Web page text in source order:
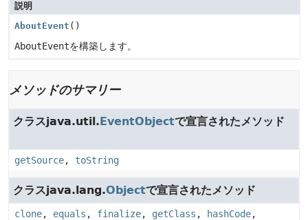
説明
AboutEvent ()
AboutEventを構築します。
メソッドのサマリー
クラスjava.util.EventObjectで宣言されたメソッド
getSource, toString
クラスjava.lang.Objectで宣言されたメソッド
clone, equals , finalize, getClass , hashCode,